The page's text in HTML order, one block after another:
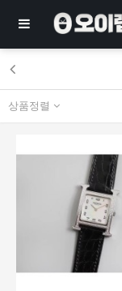
상품정렬